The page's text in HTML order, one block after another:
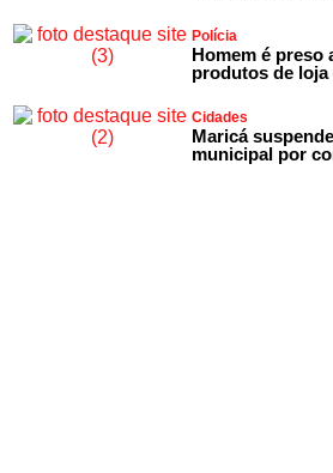
Polícia
Homem é preso
produtos de
Cidades
Maricá
municipal por